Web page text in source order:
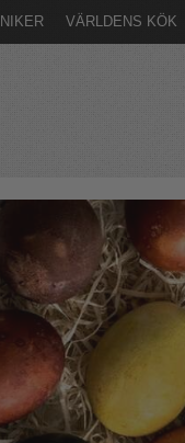
VÄRLDENS KÖK